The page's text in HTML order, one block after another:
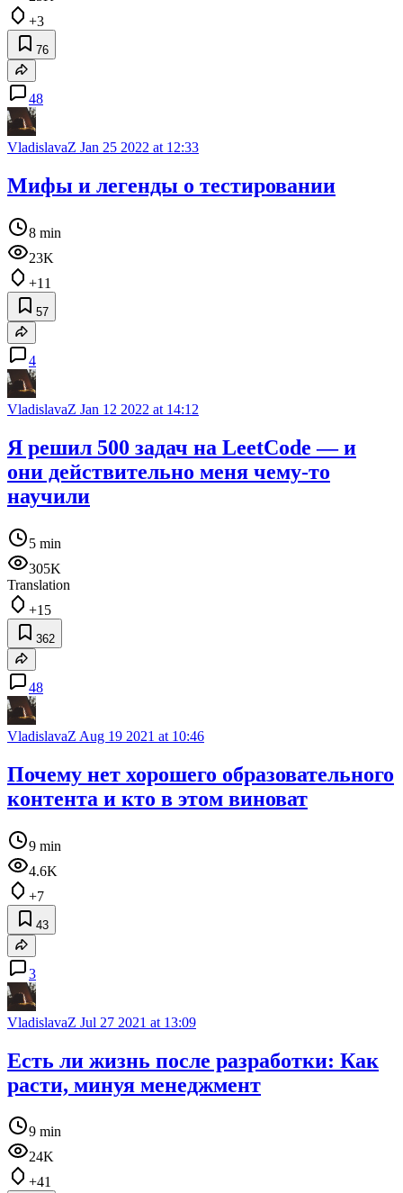
+3
76
48
VladislavaZ Jan 25 2022 at 12:33
Мифы и легенды о тестировании
8 min
23K
+11
57
4
VladislavaZ Jan 12 2022 at 14:12
Я решил 500 задач на LeetCode — и
они действительно меня чему-то
научили
5 min
305K
Translation
+15
362
48
VladislavaZ Aug 19 2021 at 10:46
Почему нет хорошего образовательного
контента и кто в этом виноват
9 min
4.6K
+7
43
3
VladislavaZ Jul 27 2021 at 13:09
Есть ли жизнь после разработки: Как
расти, минуя менеджмент
9 min
24K
+41